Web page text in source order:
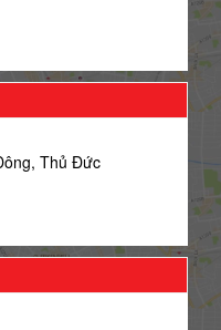
Thủ Đức